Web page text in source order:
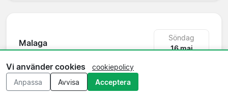
Malaga
Söndag
16 maj
Estadio La Rosaleda
Vi använder cookies
cookiepolicy
Anpassa
Avvisa Acceptera